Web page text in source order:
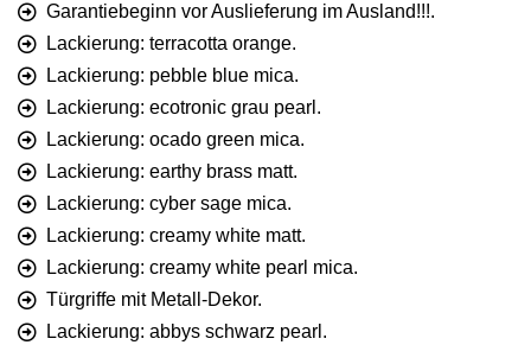
Garantiebeginn vor Auslieferung im Ausland!!!.
Lackierung: terracotta orange.
Lackierung: pebble blue mica.
Lackierung: ecotronic grau pearl.
Lackierung: ocado green mica.
Lackierung: earthy brass matt.
Lackierung: cyber sage mica.
Lackierung: creamy white matt.
Lackierung: creamy white pearl mica.
Türgriffe mit Metall-Dekor.
Lackierung: abbys schwarz pearl.